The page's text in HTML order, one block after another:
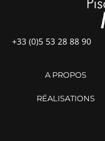
A PROPOS
RÉALISATIONS
+33 (0)5 53 28 88 90